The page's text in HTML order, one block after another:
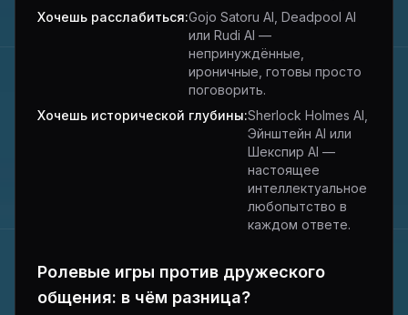
Хочешь расслабиться:Gojo Satoru AI, Deadpool AI
или Rudi AI —
непринуждённые,
ироничные, готовы просто
поговорить.
Хочешь исторической глубины:Sherlock Holmes AI,
Эйнштейн AI или
Шекспир AI —
настоящее
интеллектуальное
любопытство в
каждом ответе.
Ролевые игры против дружеского
общения: в чём разница?